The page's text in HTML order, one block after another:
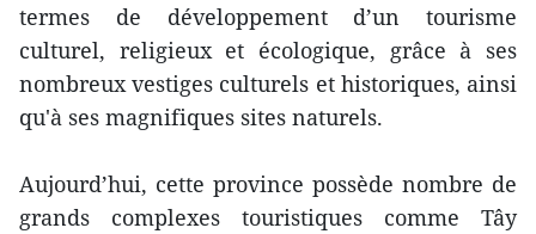
termes de développement d’un tourisme
culturel, religieux et écologique, grâce à ses
nombreux vestiges culturels et historiques, ainsi
qu'à ses magnifiques sites naturels.
Aujourd’hui, cette province possède nombre de
grands complexes touristiques comme Tây